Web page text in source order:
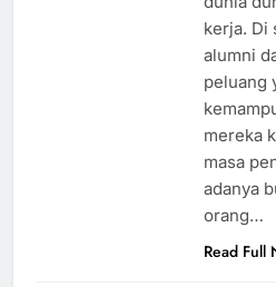
kerja. Di
alumni
peluang
mereka
masa
adanya
orang…
Read Full